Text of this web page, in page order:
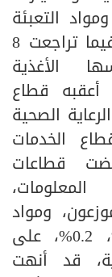
ومواد التعبئة
والتغليف، والبنوك بنسبة 0.1%. فيما تراجعت 8
الأغذية
والتبغ بنسبة 1.9%، أعقبه قطاع
قطاع الرعاية الصحية
وهبط قطاع الخدمات
وانخفضت قطاعات
المعلومات،
ومواد
البناء بنسبة 0.7%، 0.5%، 0.4%، 0.2%، على
قد أنهت